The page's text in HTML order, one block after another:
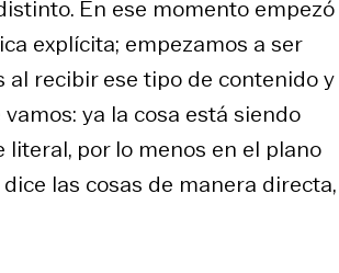
En ese momento empezó
explícita; empezamos a ser
al recibir ese tipo de contenido y
ya la cosa está siendo
por lo menos en el plano
las cosas de manera directa,